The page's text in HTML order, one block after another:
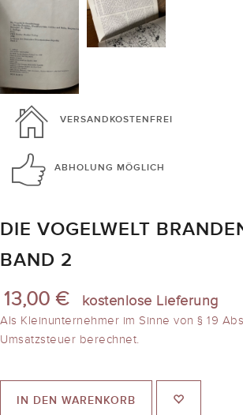
VERSANDKOSTENFREI
ABHOLUNG MÖGLICH
DIE VOGELWELT
BAND 2
13,00 € kostenlose Lieferung
Als Kleinunternehmer im Sinne von § 19
Umsatzsteuer berechnet.
IN DEN WARENKORB